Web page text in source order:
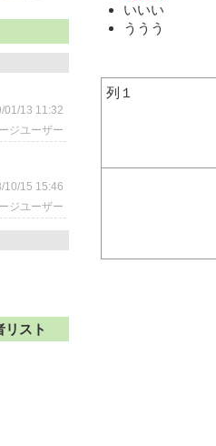
01/13 11:32
ジユーザー
10/15 15:46
ジユーザー
リスト
いいい
ううう
列１